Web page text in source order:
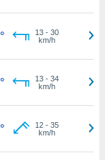
13- 30
km/h
13- 34
km/h
12- 35
km/h